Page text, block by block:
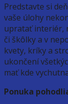
Predstavte si
vaše úlohy
upratať interiér,
či škôlky a v
kvety, kríky a
ukončení
mať kde
Ponuka